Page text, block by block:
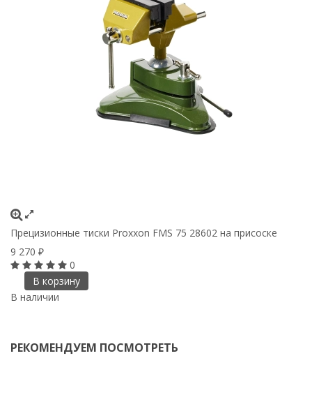
Прецизионные тиски Proxxon FMS 75 28602 на присоске
9 270 ₽
0
В корзину
В наличии
РЕКОМЕНДУЕМ ПОСМОТРЕТЬ